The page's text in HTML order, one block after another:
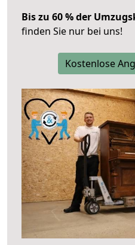
Bis zu 60 % der
finden Sie nur bei uns!
Kostenlose